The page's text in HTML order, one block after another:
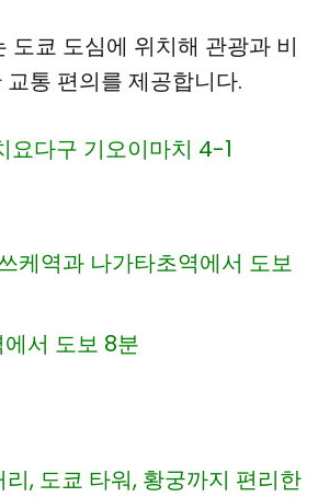
도쿄 도심에 위치해 관광과 비
통 편의를 제공합니다.
요다구 기오이마치 4-1
케역과 나가타초역에서 도보
서 도보 8분
리, 도쿄 타워, 황궁까지 편리한